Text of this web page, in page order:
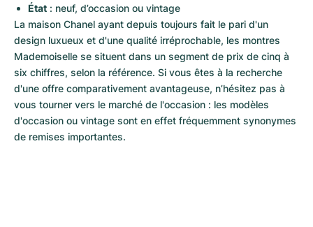
État : neuf, d’occasion ou vintage
La maison Chanel ayant depuis toujours fait le pari d'un
design luxueux et d'une qualité irréprochable, les montres
Mademoiselle se situent dans un segment de prix de cinq à
six chiffres, selon la référence. Si vous êtes à la recherche
d'une offre comparativement avantageuse, n’hésitez pas à
vous tourner vers le marché de l'occasion : les modèles
d'occasion ou vintage sont en effet fréquemment synonymes
de remises importantes.